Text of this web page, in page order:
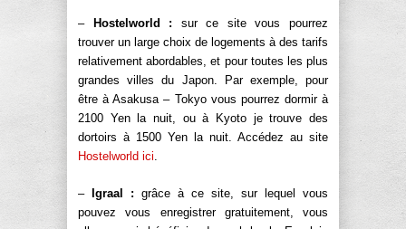
– Hostelworld : sur ce site vous pourrez
trouver un large choix de logements à des tarifs
relativement abordables, et pour toutes les plus
grandes villes du Japon. Par exemple, pour
être à Asakusa – Tokyo vous pourrez dormir à
2100 Yen la nuit, ou à Kyoto je trouve des
dortoirs à 1500 Yen la nuit. Accédez au site
Hostelworld ici.
– Igraal : grâce à ce site, sur lequel vous
pouvez vous enregistrer gratuitement, vous